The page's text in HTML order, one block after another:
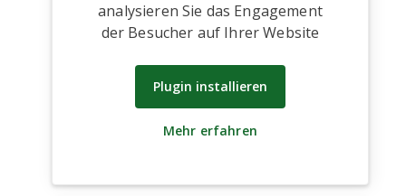
analysieren Sie das Engagement
der Besucher auf Ihrer Website
Plugin installieren
Mehr erfahren